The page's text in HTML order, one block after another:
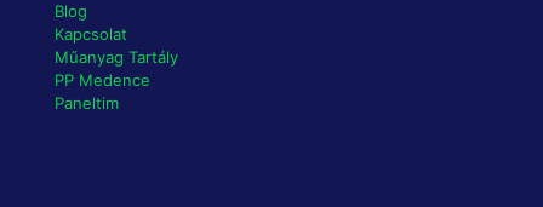
Blog
Kapcsolat
Műanyag Tartály
PP Medence
Paneltim